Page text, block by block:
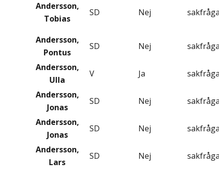
Andersson,
Tobias
SD Nej
Andersson,
Pontus
SD Nej
Andersson,
Ulla
V Ja
Andersson,
Jonas
SD Nej
Andersson,
Jonas
SD Nej
Andersson,
Lars
SD Nej